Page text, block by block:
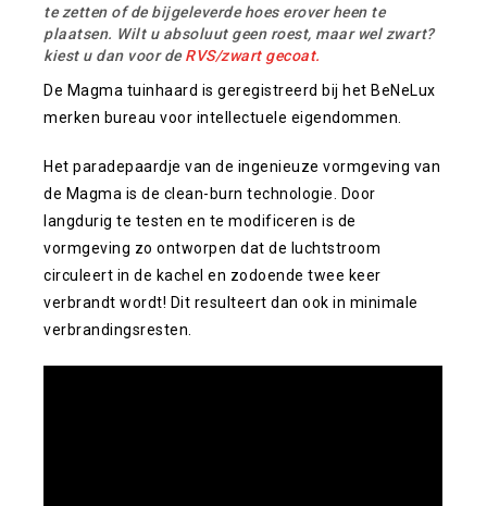
te zetten of de bijgeleverde hoes erover heen te
plaatsen. Wilt u absoluut geen roest, maar wel zwart?
kiest u dan voor deRVS/zwart gecoat.
De Magma tuinhaard is geregistreerd bij het BeNeLux
merken bureau voor intellectuele eigendommen.
Het paradepaardje van de ingenieuze vormgeving van
de Magma is de clean-burn technologie. Door
langdurig te testen en te modificeren is de
vormgeving zo ontworpen dat de luchtstroom
circuleert in de kachel en zodoende twee keer
verbrandt wordt! Dit resulteert dan ook in minimale
verbrandingsresten.